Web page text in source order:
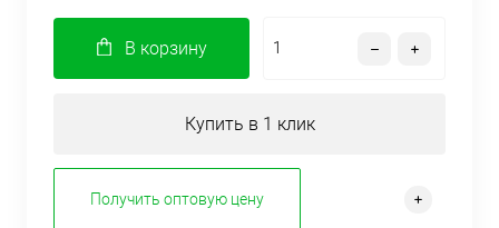
В корзину
Купить в 1 клик
Получить оптовую цену